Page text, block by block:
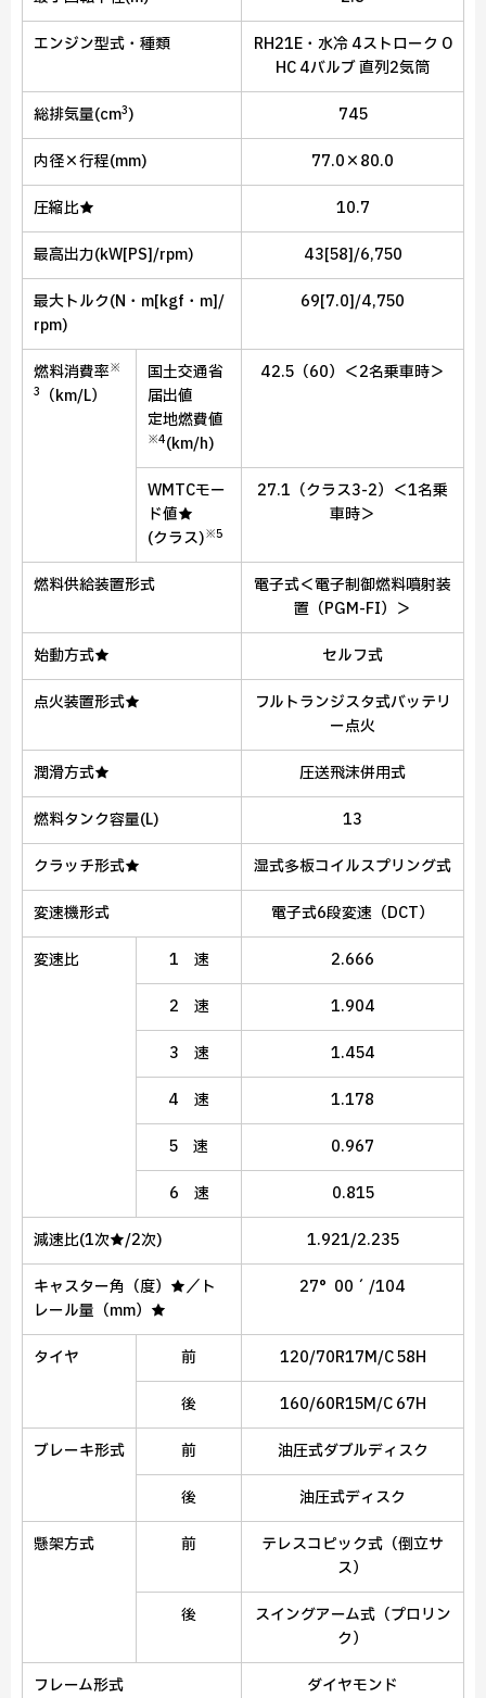
エンジン型式・種類
RH21E・水冷 4ストローク O
HC 4バルブ 直列2気筒
総排気量(cm3) 745
内径×行程(mm) 77.0×80.0
圧縮比★ 10.7
最高出力(kW[PS]/rpm) 43[58]/6,750
最大トルク(N・m[kgf・m]/
rpm)
69[7.0]/4,750
燃料消費率※
3
（km/L）
国土交通省
届出値
定地燃費値
※4(km/h)
42.5（60）＜2名乗車時＞
WMTCモー
ド値★
(クラス)※5
27.1（クラス3-2）＜1名乗
車時＞
燃料供給装置形式
電子式＜電子制御燃料噴射装
置（PGM-FI）＞
始動方式★ セルフ式
点火装置形式★
フルトランジスタ式バッテリ
ー点火
潤滑方式★ 圧送飛沫併用式
燃料タンク容量(L) 13
クラッチ形式★ 湿式多板コイルスプリング式
変速機形式 電子式6段変速（DCT）
変速比 1 速 2.666
2 速 1.904
3 速 1.454
4 速 1.178
5 速 0.967
6 速 0.815
減速比(1次★/2次) 1.921/2.235
キャスター角（度）★／ト
レール量（mm）★
27°00´/104
タイヤ 前 120/70R17M/C 58H
後 160/60R15M/C 67H
ブレーキ形式 前 油圧式ダブルディスク
後 油圧式ディスク
懸架方式 前
テレスコピック式（倒立サ
ス）
後
スイングアーム式（プロリン
ク）
フレーム形式 ダイヤモンド